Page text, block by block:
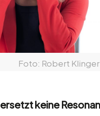
Foto: Robert Klinger
keine